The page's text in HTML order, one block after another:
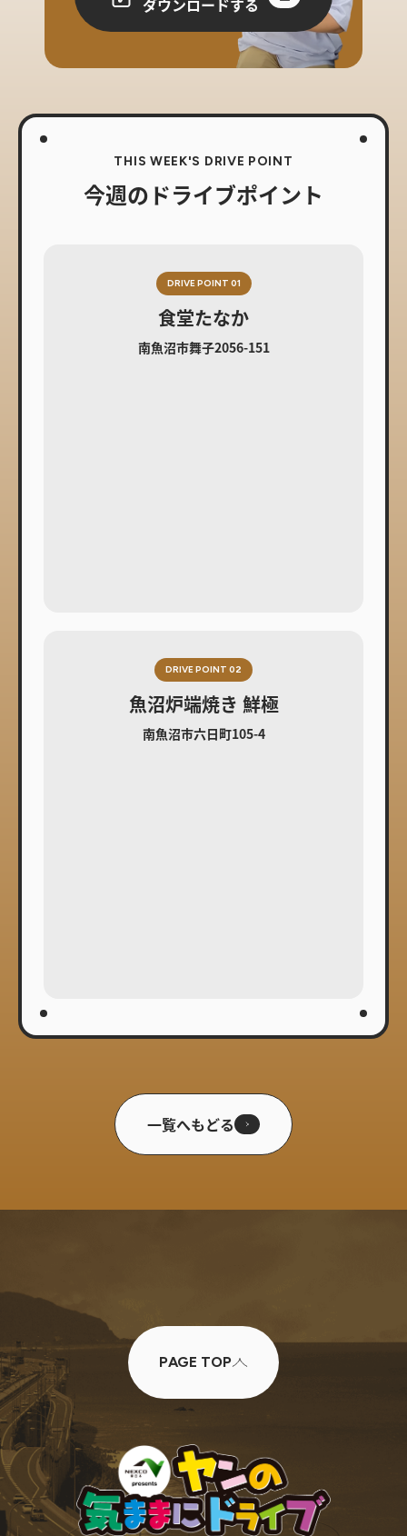
ダウンロードする
THIS WEEK'S DRIVE POINT
今週のドライブポイント
DRIVE POINT 01
食堂たなか
南魚沼市舞子2056-151
DRIVE POINT 02
魚沼炉端焼き 鮮極
南魚沼市六日町105-4
一覧へもどる
PAGE TOP